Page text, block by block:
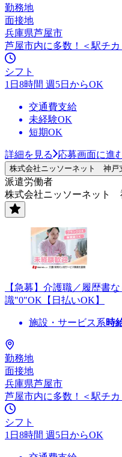
勤務地
面接地
兵庫県芦屋市
芦屋市内に多数！＜駅チカ
シフト
1日8時間 週5日からOK
交通費支給
未経験OK
短期OK
詳細を見る 応募画面に進
株式会社ニッソーネット 神戸
派遣労働者
株式会社ニッソーネット
【急募】介護職／履歴書
識"0"OK【日払いOK】
施設・サービス系時
勤務地
面接地
兵庫県芦屋市
芦屋市内に多数！＜駅チカ
シフト
1日8時間 週5日からOK